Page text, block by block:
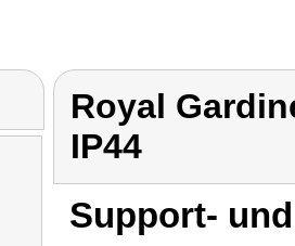
Royal
IP44
Support-